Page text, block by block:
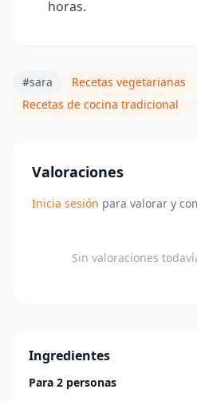
horas.
#sara Recetas vegetarianas
Recetas de cocina tradicional
Valoraciones
Inicia sesión para valorar y
Sin valoraciones
Ingredientes
Para 2 personas